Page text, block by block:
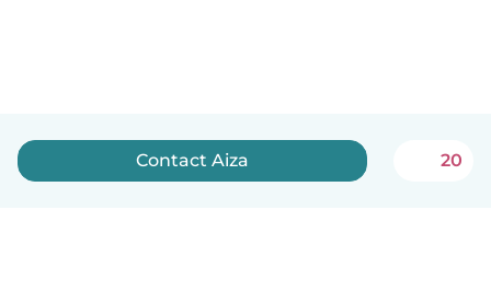
Contact Aiza 20